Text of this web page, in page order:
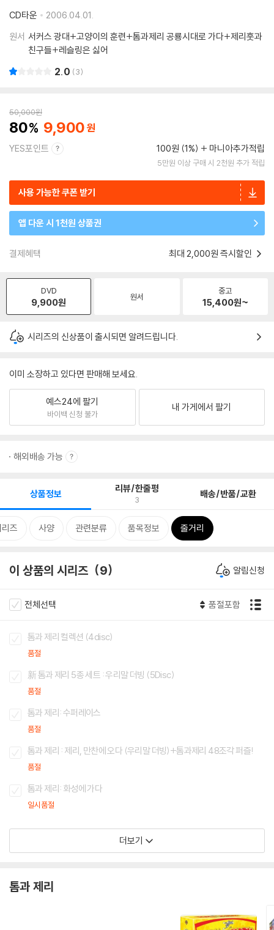
CD타운
2006.04.01.
원서 서커스 광대+고양이의 훈련+톰과제리 공룡시대로 가다+제리훗과
친구들+레슬링은 싫어
2.0 3
50,000원
80 9,900
YES포인트 100원 (1%) 마니아추가적립
5만원 이상 구매 시 2천원 추가 적립
사용 가능한 쿠폰 받기
앱 다운 시 1천원 상품권
결제혜택 최대 2,000원 즉시할인
DVD
9,900원 원서
중고
15,400원~
시리즈의 신상품이 출시되면 알려드립니다.
이미 소장하고 있다면 판매해 보세요.
예스24에 팔기
바이백 신청 불가
내 가게에서 팔기
해외배송 가능
상품정보 리뷰/한줄평
3 배송/반품/교환
즈 사양 관련분류 품목정보 줄거리
이 상품의 시리즈 9 알림신청
전체선택 품절포함
톰과 제리 컬렉션 (4disc)
품절
新 톰과 제리 5종 세트 : 우리말 더빙 (5Disc)
품절
톰과 제리: 수퍼레이스
품절
톰과 제리 : 제리, 만찬에 오다 (우리말 더빙)+톰과제리 48조각 퍼즐!
품절
톰과 제리: 화성에 가다
일시품절
더보기
톰과 제리